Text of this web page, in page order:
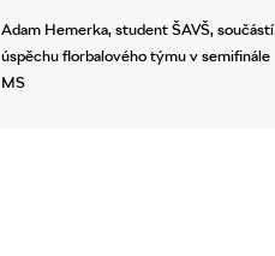
Adam Hemerka, student ŠAVŠ, součástí
úspěchu florbalového týmu v semifinále
MS